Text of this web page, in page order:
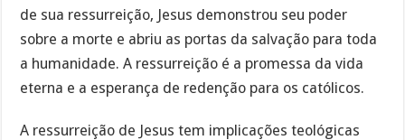
de sua ressurreição, Jesus demonstrou seu poder
sobre a morte e abriu as portas da salvação para toda
a humanidade. A ressurreição é a promessa da vida
eterna e a esperança de redenção para os católicos.
A ressurreição de Jesus tem implicações teológicas